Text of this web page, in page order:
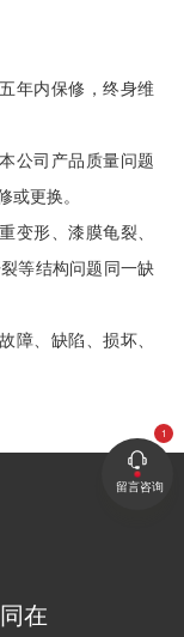
年内保修，终身维
公司产品质量问题
更换。
变形、漆膜龟裂、
等结构问题同一缺
障、缺陷、损坏、
在
留言咨询